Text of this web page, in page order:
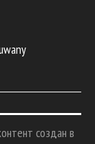
создан в